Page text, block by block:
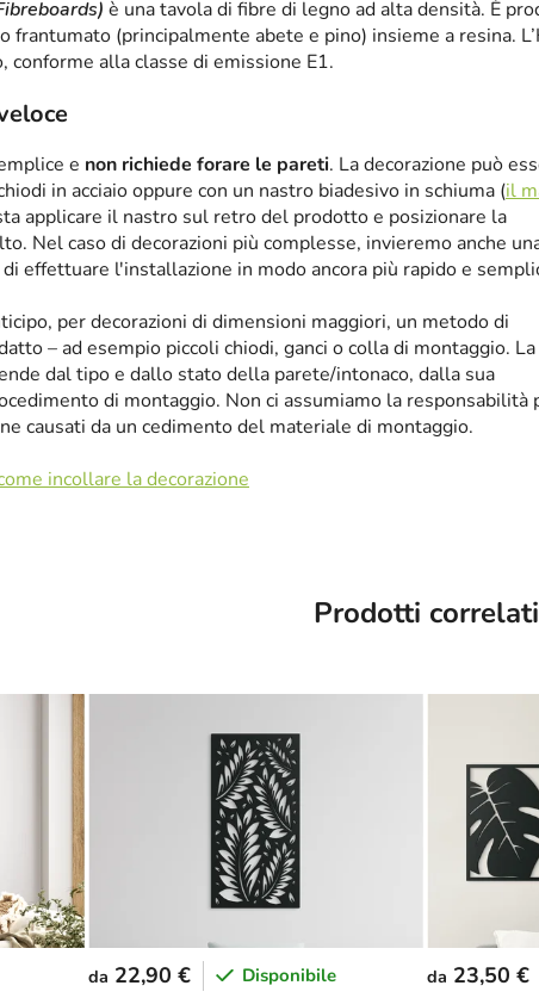
è una tavola di fibre di legno ad alta densità. È
(principalmente abete e pino) insieme a resina.
conforme alla classe di emissione E1.
e non richiede forare le pareti. La decorazione può
in acciaio oppure con un nastro biadesivo in schiuma (il
applicare il nastro sul retro del prodotto e posizionare la
Nel caso di decorazioni più complesse, invieremo anche
effettuare l'installazione in modo ancora più rapido e
per decorazioni di dimensioni maggiori, un metodo di
– ad esempio piccoli chiodi, ganci o colla di montaggio. La
dal tipo e dallo stato della parete/intonaco, dalla sua
di montaggio. Non ci assumiamo la responsabilità
causati da un cedimento del materiale di montaggio.
incollare la decorazione
Prodotti correlati
da 22,90 € Disponibile da 23,50 €